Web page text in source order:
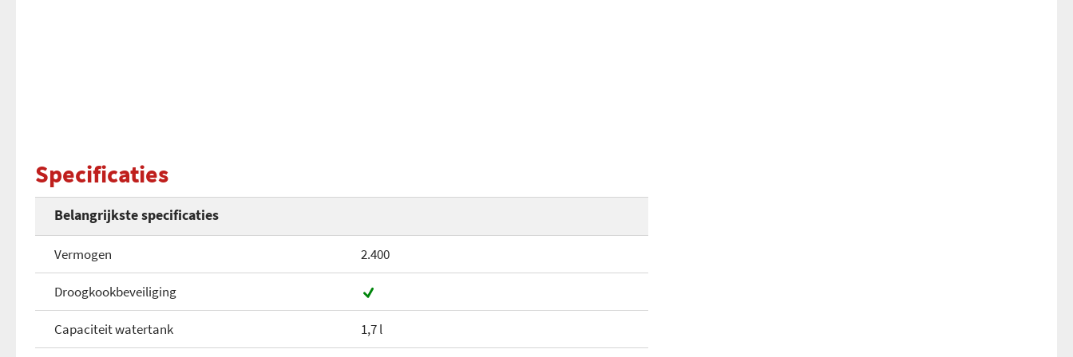
Specificaties
Belangrijkste specificaties
Vermogen 2.400
Droogkookbeveiliging
Capaciteit watertank 1,7 l